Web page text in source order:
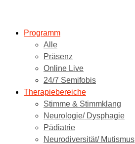
Programm
Alle
Präsenz
Online Live
24/7 Semifobis
Therapiebereiche
Stimme & Stimmklang
Neurologie/ Dysphagie
Pädiatrie
Neurodiversität/ Mutismus